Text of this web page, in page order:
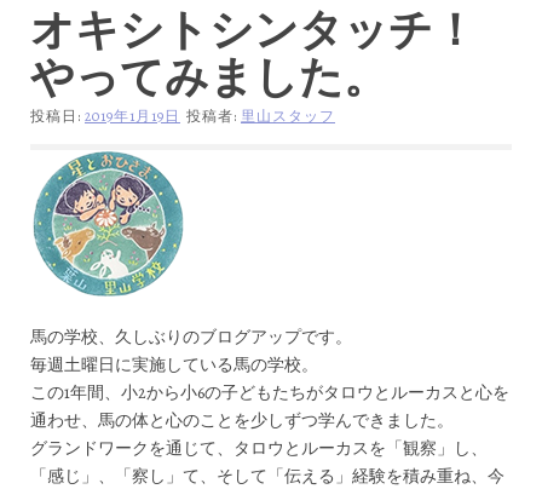
オキシトシンタッチ！
やってみました。
投稿日: 2019年1月19日 投稿者: 里山スタッフ
馬の学校、久しぶりのブログアップです。
毎週土曜日に実施している馬の学校。
この1年間、小2から小6の子どもたちがタロウとルーカスと心を
通わせ、馬の体と心のことを少しずつ学んできました。
グランドワークを通じて、タロウとルーカスを「観察」し、
「感じ」、「察し」て、そして「伝える」経験を積み重ね、今